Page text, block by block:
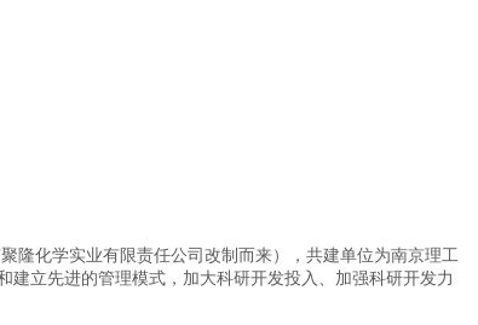
隆化学实业有限责任公司改制而来），共建单位为南京理工
立先进的管理模式，加大科研开发投入、加强科研开发力